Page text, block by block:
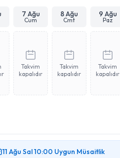
7 Ağu
Cum
8 Ağu
Cmt
9 Ağu
Paz
Takvim
kapalıdır
Takvim
kapalıdır
Takvim
kapalıdır
11 Ağu Sal10:00 Uygun Müsaitlik